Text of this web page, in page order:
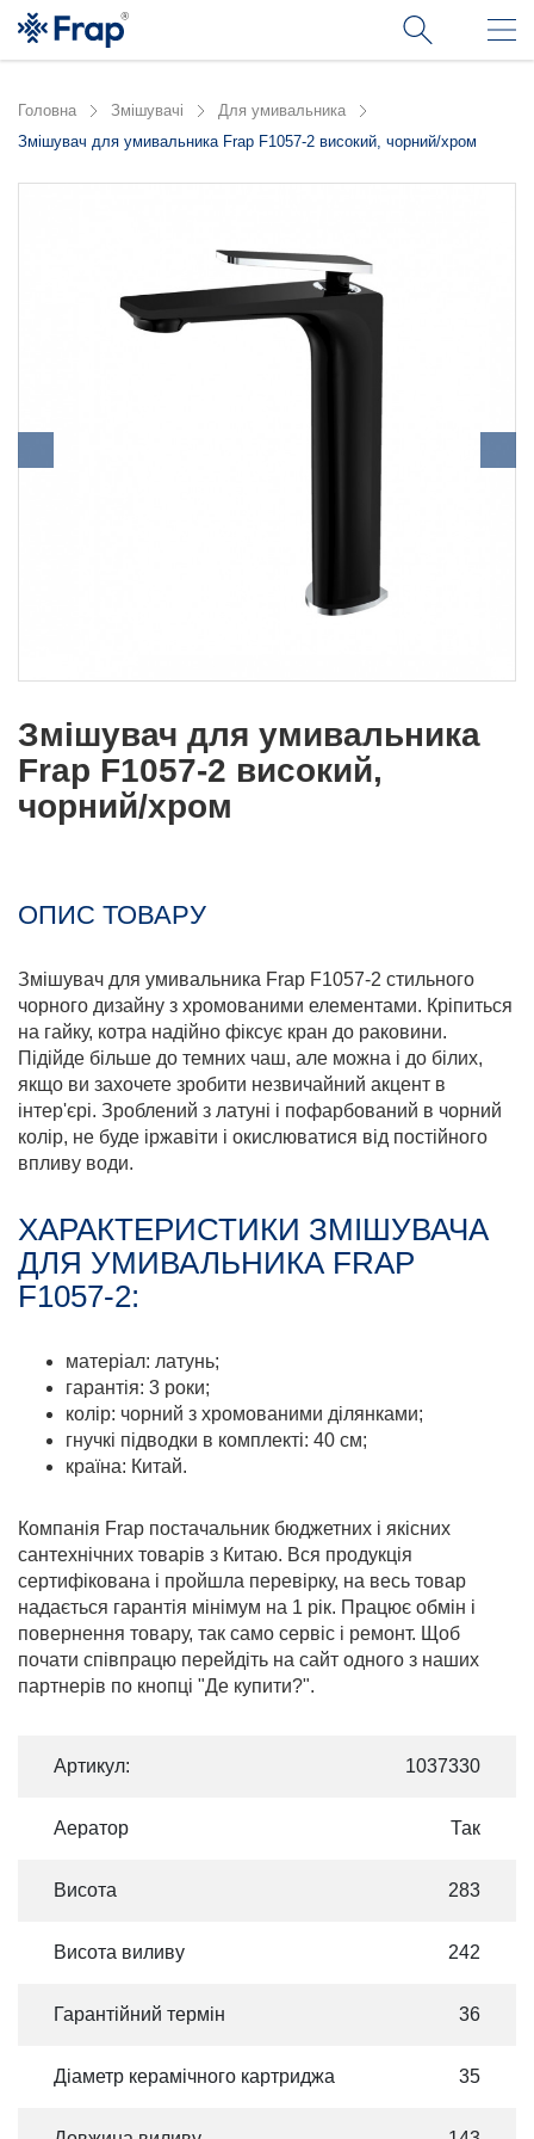
Головна Змішувачі
Для умивальника
Змішувач для умивальника Frap F1057-2 високий, чорний/хром
Змішувач для умивальника
Frap F1057-2 високий,
чорний/хром
ОПИС ТОВАРУ
Змішувач для умивальника Frap F1057-2 стильного
чорного дизайну з хромованими елементами. Кріпиться
на гайку, котра надійно фіксує кран до раковини.
Підійде більше до темних чаш, але можна і до білих,
якщо ви захочете зробити незвичайний акцент в
інтер'єрі. Зроблений з латуні і пофарбований в чорний
колір, не буде іржавіти і окислюватися від постійного
впливу води.
ХАРАКТЕРИСТИКИ ЗМІШУВАЧА
ДЛЯ УМИВАЛЬНИКА FRAP
F1057-2:
матеріал: латунь;
гарантія: 3 роки;
колір: чорний з хромованими ділянками;
гнучкі підводки в комплекті: 40 см;
країна: Китай.
Компанія Frap постачальник бюджетних і якісних
сантехнічних товарів з Китаю. Вся продукція
сертифікована і пройшла перевірку, на весь товар
надається гарантія мінімум на 1 рік. Працює обмін і
повернення товару, так само сервіс і ремонт. Щоб
почати співпрацю перейдіть на сайт одного з наших
партнерів по кнопці "Де купити?".
Артикул: 1037330
Аератор Так
Висота 283
Висота виливу 242
Гарантійний термін 36
Діаметр керамічного картриджа 35